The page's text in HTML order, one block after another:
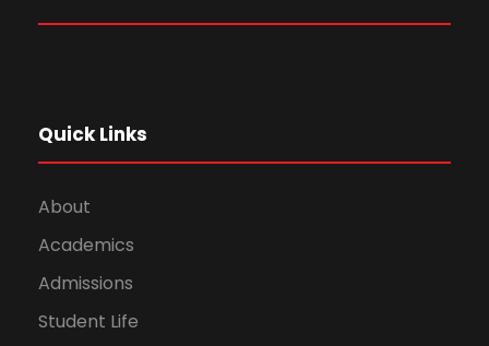
Quick Links
About
Academics
Admissions
Student Life